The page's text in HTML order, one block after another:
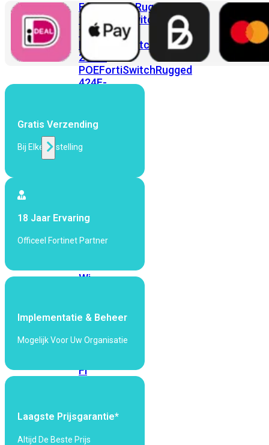
FortiSwitchRugged
108F
FortiSwitchRugged
112F-
POE
FortiSwitchRugged
216F-
POEFortiSwitchRugged
424F-
WiFi
Fi
Wi-
Fi
Fi
Fi
Fi
Omgeving
Gratis Verzending
Bij Elke Bestelling
18 Jaar Ervaring
Officeel Fortinet Partner
Implementatie & Beheer
Mogelijk Voor Uw Organisatie
Laagste Prijsgarantie*
Altijd De Beste Prijs